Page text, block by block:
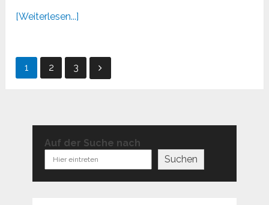
[Weiterlesen...]
Seitennummerierung
1 2 3
Auf der Suche nach
Suchen